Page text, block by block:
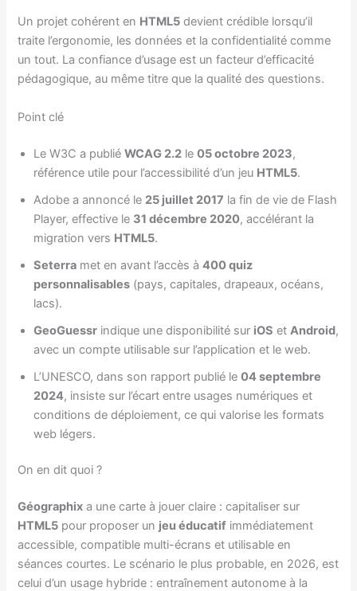
Un projet cohérent en HTML5 devient crédible lorsqu’il
traite l’ergonomie, les données et la confidentialité comme
un tout. La confiance d’usage est un facteur d’efficacité
pédagogique, au même titre que la qualité des questions.
Point clé
Le W3C a publiéWCAG 2.2 le05 octobre 2023,
référence utile pour l’accessibilité d’un jeu HTML5.
Adobe a annoncé le 25 juillet 2017 la fin de vie de Flash
Player, effective le 31 décembre 2020, accélérant la
migration vers HTML5.
Seterra met en avant l’accès à400 quiz
personnalisables (pays, capitales, drapeaux, océans,
lacs).
GeoGuessr indique une disponibilité sur iOS et Android,
avec un compte utilisable sur l’application et le web.
L’UNESCO, dans son rapport publié le04 septembre
2024, insiste sur l’écart entre usages numériques et
conditions de déploiement, ce qui valorise les formats
web légers.
On en dit quoi ?
Géographix a une carte à jouer claire : capitaliser sur
HTML5 pour proposer un jeu éducatif immédiatement
accessible, compatible multi-écrans et utilisable en
séances courtes. Le scénario le plus probable, en 2026, est
celui d’un usage hybride : entraînement autonome à la